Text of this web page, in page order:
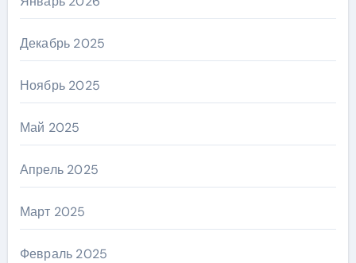
Декабрь 2025
Ноябрь 2025
Май 2025
Апрель 2025
Март 2025
Февраль 2025